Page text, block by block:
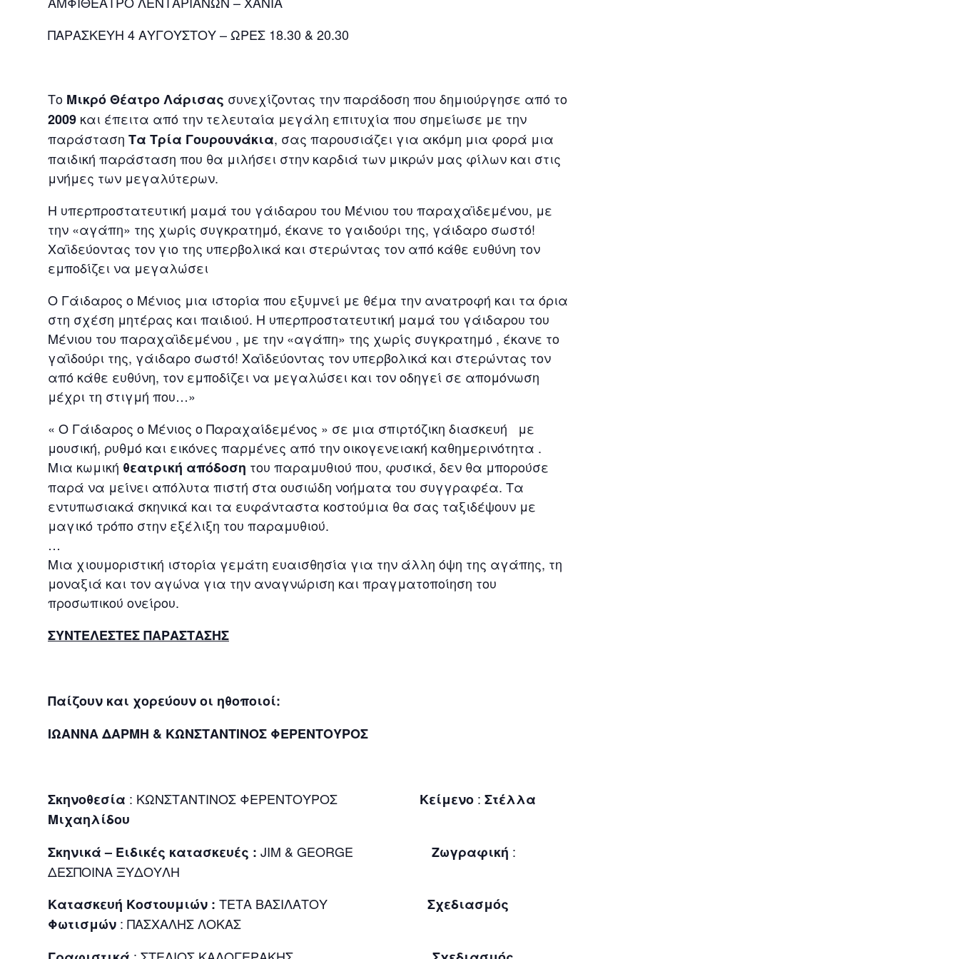
ΠΑΡΑΣΚΕΥΗ 4 ΑΥΓΟΥΣΤΟΥ – ΩΡΕΣ 18.30 & 20.30
Το Μικρό Θέατρο Λάρισας συνεχίζοντας την παράδοση που δημιούργησε από το
2009 και έπειτα από την τελευταία μεγάλη επιτυχία που σημείωσε με την
παράσταση Τα Τρία Γουρουνάκια, σας παρουσιάζει για ακόμη μια φορά μια
παιδική παράσταση που θα μιλήσει στην καρδιά των μικρών μας φίλων και στις
μνήμες των μεγαλύτερων.
Η υπερπροστατευτική μαμά του γάιδαρου του Μένιου του παραχαϊδεμένου, με
την «αγάπη» της χωρίς συγκρατημό, έκανε το γαιδούρι της, γάιδαρο σωστό!
Χαϊδεύοντας τον γιο της υπερβολικά και στερώντας τον από κάθε ευθύνη τον
εμποδίζει να μεγαλώσει
Ο Γάιδαρος ο Μένιος μια ιστορία που εξυμνεί με θέμα την ανατροφή και τα όρια
στη σχέση μητέρας και παιδιού. Η υπερπροστατευτική μαμά του γάιδαρου του
Μένιου του παραχαϊδεμένου , με την «αγάπη» της χωρίς συγκρατημό , έκανε το
γαϊδούρι της, γάιδαρο σωστό! Χαϊδεύοντας τον υπερβολικά και στερώντας τον
από κάθε ευθύνη, τον εμποδίζει να μεγαλώσει και τον οδηγεί σε απομόνωση
μέχρι τη στιγμή που…»
« Ο Γάιδαρος ο Μένιος ο Παραχαίδεμένος » σε μια σπιρτόζικη διασκευή με
μουσική, ρυθμό και εικόνες παρμένες από την οικογενειακή καθημερινότητα .
Μια κωμική θεατρική απόδοση του παραμυθιού που, φυσικά, δεν θα μπορούσε
παρά να μείνει απόλυτα πιστή στα ουσιώδη νοήματα του συγγραφέα. Τα
εντυπωσιακά σκηνικά και τα ευφάνταστα κοστούμια θα σας ταξιδέψουν με
μαγικό τρόπο στην εξέλιξη του παραμυθιού.
…
Μια χιουμοριστική ιστορία γεμάτη ευαισθησία για την άλλη όψη της αγάπης, τη
μοναξιά και τον αγώνα για την αναγνώριση και πραγματοποίηση του
προσωπικού ονείρου.
ΣΥΝΤΕΛΕΣΤΕΣ ΠΑΡΑΣΤΑΣΗΣ
Παίζουν και χορεύουν οι ηθοποιοί:
ΙΩΑΝΝΑ ΔΑΡΜΗ & ΚΩΝΣΤΑΝΤΙΝΟΣ ΦΕΡΕΝΤΟΥΡΟΣ
Σκηνοθεσία : ΚΩΝΣΤΑΝΤΙΝΟΣ ΦΕΡΕΝΤΟΥΡΟΣ Κείμενο : Στέλλα
Μιχαηλίδου
Σκηνικά – Ειδικές κατασκευές : JIM & GEORGE Ζωγραφική :
ΔΕΣΠΟΙΝΑ ΞΥΔΟΥΛΗ
Κατασκευή Κοστουμιών : ΤΕΤΑ ΒΑΣΙΛΑΤΟΥ Σχεδιασμός
Φωτισμών : ΠΑΣΧΑΛΗΣ ΛΟΚΑΣ